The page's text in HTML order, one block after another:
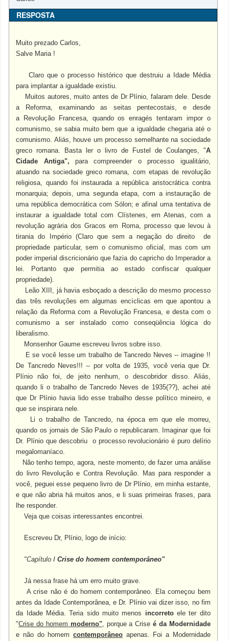
RESPOSTA
Muito prezado Carlos,
Salve Maria !
Claro que o processo histórico que destruiu a Idade Média
para implantar a igualdade existiu.
Muitos autores, muito antes de Dr Plínio, falaram dele. Desde
a Reforma, examinando as seitas pentecostais, e desde
a Revolução Francesa, quando os enragés tentaram impor o
comunismo, se sabia muito bem que a igualdade chegaria até o
comunismo. Aliás, houve um processo semelhante na sociedade
greco romana. Basta ler o livro de Fustel de Coulanges, "A
Cidade Antiga", para compreender o processo igualitário,
atuando na sociedade greco romana, com etapas de revolução
religiosa, quando foi instaurada a república aristocrática contra
monarquia; depois, uma segunda etapa, com a instauração de
uma república democrática com Sólon; e afinal uma tentativa de
instaurar a igualdade total com Clístenes, em Atenas, com a
revolução agrária dos Gracos em Roma, processo que levou à
tirania do Império (Claro que sem a negação do direito de
propriedade particular, sem o comunismo oficial, mas com um
poder imperial discricionário que fazia do capricho do Imperador a
lei. Portanto que permitia ao estado confiscar qualquer
propriedade).
Leão XIII, já havia esboçado a descrição do mesmo processo
das três revoluções em algumas encíclicas em que apontou a
relação da Reforma com a Revolução Francesa, e desta com o
comunismo a ser instalado como conseqüência lógica do
liberalismo.
Monsenhor Gaume escreveu livros sobre isso.
E se você lesse um trabalho de Tancredo Neves -- imagine !!
De Tancredo Neves!!! -- por volta de 1935, você veria que Dr.
Plínio não foi, de jeito nenhum, o descobridor disso. Aliás,
quando li o trabalho de Tancredo Neves de 1935(??), achei até
que Dr Plínio havia lido esse trabalho desse político mineiro, e
que se inspirara nele.
Li o trabalho de Tancredo, na época em que ele morreu,
quando os jornais de São Paulo o republicaram. Imaginar que foi
Dr. Plínio que descobriu o processo revolucionário é puro delírio
megalomaníaco.
Não tenho tempo, agora, neste momento, de fazer uma análise
do livro Revolução e Contra Revolução. Mas para responder a
você, peguei esse pequeno livro de Dr Plínio, em minha estante,
e que não abria há muitos anos, e li suas primeiras frases, para
lhe responder.
Veja que coisas interessantes encontrei.
Escreveu Dr, Plínio, logo de início:
"Capítulo ICrise do homem contemporâneo"
Já nessa frase há um erro muito grave.
A crise não é do homem contemporâneo. Ela começou bem
antes da Idade Contemporânea, e Dr. Plínio vai dizer isso, no fim
da Idade Média. Teria sido muito menos incorretoele ter dito
"Crise do homem moderno", porque a Crise é da Modernidade
e não do homem contemporâneo apenas. Foi a Modernidade